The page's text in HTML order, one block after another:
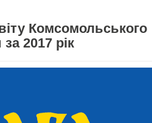
Комсомольського
2017 рік